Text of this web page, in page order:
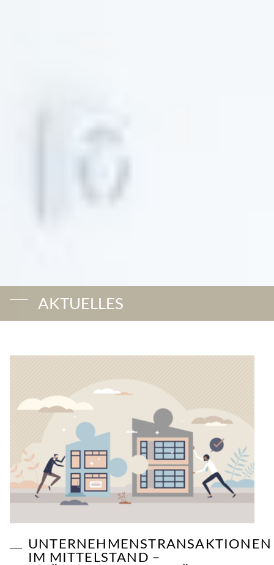
AKTUELLES
UNTERNEHMENSTRANSAKTIONEN
IM MITTELSTAND –